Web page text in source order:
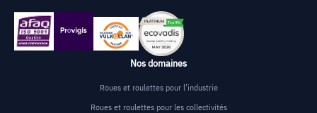
Nos domaines
Roues et roulettes pour l’industrie
Roues et roulettes pour les collectivités